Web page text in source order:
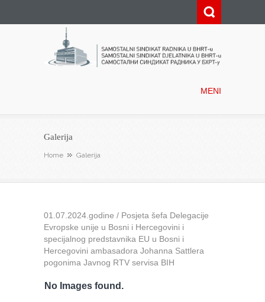
MENI
Galerija
Home Galerija
01.07.2024.godine / Posjeta šefa Delegacije
Evropske unije u Bosni i Hercegovini i
specijalnog predstavnika EU u Bosni i
Hercegovini ambasadora Johanna Sattlera
pogonima Javnog RTV servisa BIH
No Images found.